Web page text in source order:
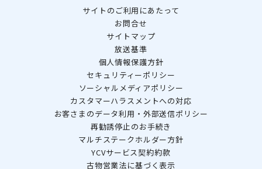
サイトのご利用にあたって
お問合せ
サイトマップ
放送基準
個人情報保護方針
セキュリティーポリシー
ソーシャルメディアポリシー
カスタマーハラスメントへの対応
お客さまのデータ利用・外部送信ポリシー
再勧誘停止のお手続き
マルチステークホルダー方針
YCVサービス契約約款
古物営業法に基づく表示